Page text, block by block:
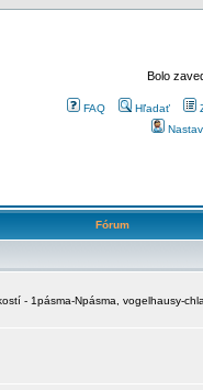
Bolo
FAQ Hľadať
Fórum
- 1pásma-Npásma, vogelhausy-